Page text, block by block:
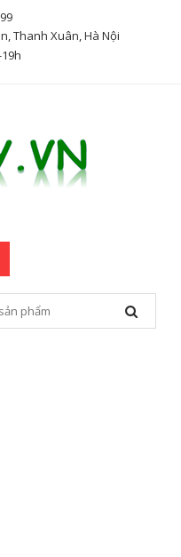
Thanh Xuân, Hà Nội